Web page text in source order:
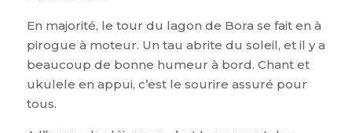
En majorité, le tour du lagon de Bora se fait en à
pirogue à moteur. Un tau abrite du soleil, et il y a
beaucoup de bonne humeur à bord. Chant et
ukulele en appui, c’est le sourire assuré pour
tous.